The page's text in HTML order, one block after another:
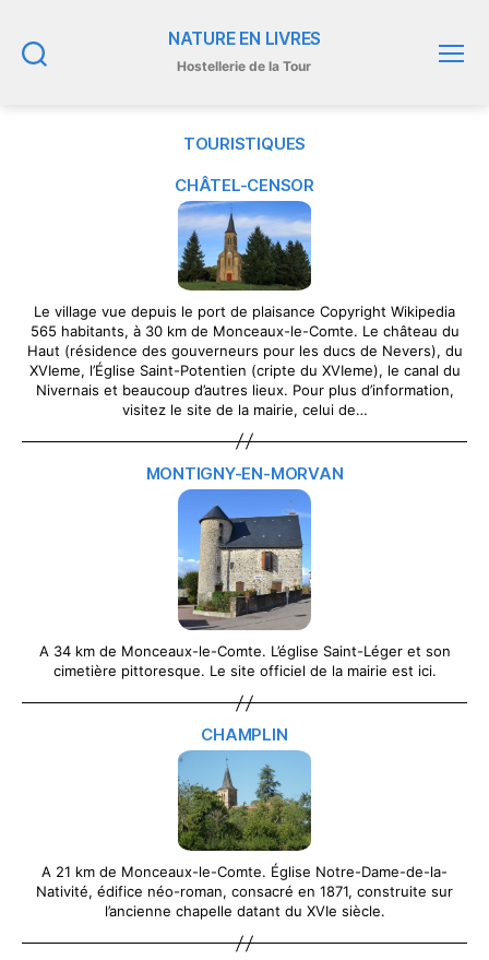
NATURE EN LIVRES
Hostellerie de la Tour
TOURISTIQUES
CHÂTEL-CENSOR
Le village vue depuis le port de plaisance Copyright Wikipedia
565 habitants, à 30 km de Monceaux-le-Comte. Le château du
Haut (résidence des gouverneurs pour les ducs de Nevers), du
XVIeme, l’Église Saint-Potentien (cripte du XVIeme), le canal du
Nivernais et beaucoup d’autres lieux. Pour plus d’information,
visitez le site de la mairie, celui de…
MONTIGNY-EN-MORVAN
A 34 km de Monceaux-le-Comte. L’église Saint-Léger et son
cimetière pittoresque. Le site officiel de la mairie est ici.
CHAMPLIN
A 21 km de Monceaux-le-Comte. Église Notre-Dame-de-la-
Nativité, édifice néo-roman, consacré en 1871, construite sur
l’ancienne chapelle datant du XVIe siècle.